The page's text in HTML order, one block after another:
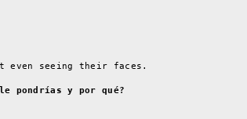
even seeing their faces.
pondrías y por qué?